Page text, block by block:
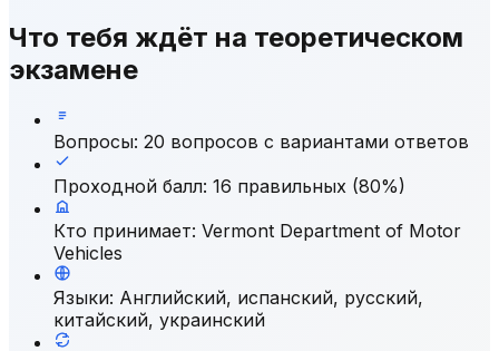
Что тебя ждёт на теоретическом
экзамене
Вопросы: 20 вопросов с вариантами ответов
Проходной балл: 16 правильных (80%)
Кто принимает: Vermont Department of Motor
Vehicles
Языки: Английский, испанский, русский,
китайский, украинский